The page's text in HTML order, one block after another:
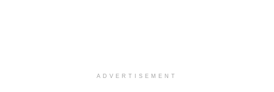
ADVERTISEMENT